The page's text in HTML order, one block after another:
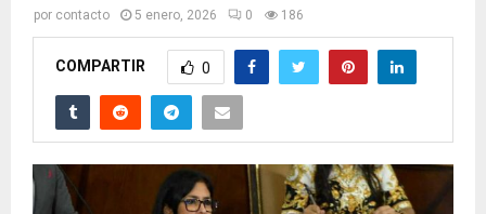
por contacto 5 enero, 2026 0 186
COMPARTIR 0